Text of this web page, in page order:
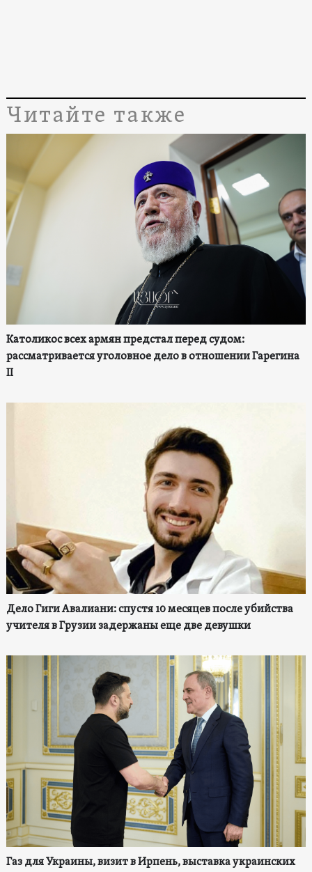
Читайте также
Католикос всех армян предстал перед судом:
рассматривается уголовное дело в отношении Гарегина
II
Дело Гиги Авалиани: спустя 10 месяцев после убийства
учителя в Грузии задержаны еще две девушки
Газ для Украины, визит в Ирпень, выставка украинских